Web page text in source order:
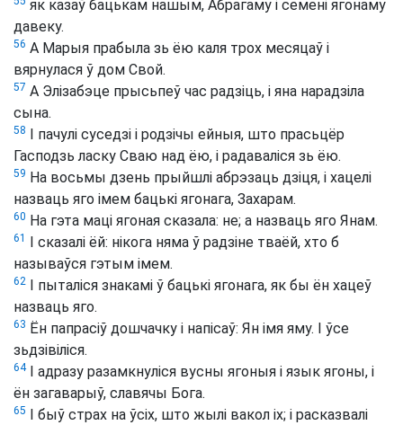
як казаў бацькам нашым, Абрагаму і семені ягонаму
давеку.
56 А Марыя прабыла зь ёю каля трох месяцаў і
вярнулася ў дом Свой.
57 А Элізабэце прысьпеў час радзіць, і яна нарадзіла
сына.
58
І пачулі суседзі і родзічы ейныя, што прасьцёр
Гасподзь ласку Сваю над ёю, і радаваліся зь ёю.
59 На восьмы дзень прыйшлі абрэзаць дзіця, і хацелі
назваць яго імем бацькі ягонага, Захарам.
60 На гэта маці ягоная сказала: не; а назваць яго Янам.
61
І сказалі ёй: нікога няма ў радзіне тваёй, хто б
называўся гэтым імем.
62
І пыталіся знакамі ў бацькі ягонага, як бы ён хацеў
назваць яго.
63 Ён папрасіў дошчачку і напісаў: Ян імя яму. І ўсе
зьдзівіліся.
64І адразу разамкнуліся вусны ягоныя і язык ягоны, і
ён загаварыў, славячы Бога.
65
І быў страх на ўсіх, што жылі вакол іх; і расказвалі